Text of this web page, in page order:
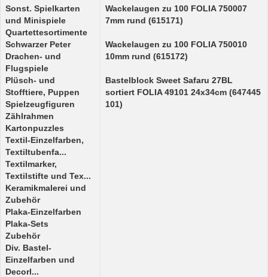
Sonst. Spielkarten
und Minispiele
Quartettesortimente
Schwarzer Peter
Drachen- und
Flugspiele
Plüsch- und
Stofftiere, Puppen
Spielzeugfiguren
Zählrahmen
Kartonpuzzles
Textil-Einzelfarben,
Textiltubenfa...
Textilmarker,
Textilstifte und Tex...
Keramikmalerei und
Zubehör
Plaka-Einzelfarben
Plaka-Sets
Zubehör
Div. Bastel-
Einzelfarben und
Decorl...
Wackelaugen zu 100 FOLIA 750007
7mm rund (615171)
Wackelaugen zu 100 FOLIA 750010
10mm rund (615172)
Bastelblock Sweet Safaru 27BL
sortiert FOLIA 49101 24x34cm (647445
101)